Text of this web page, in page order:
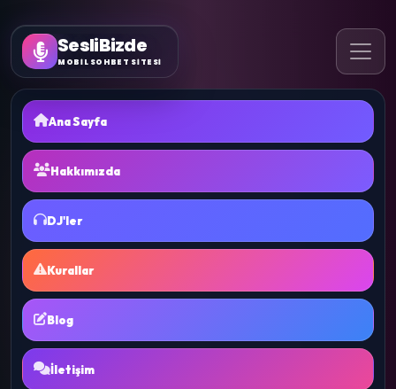
SesliBizde
MOBİL SOHBET SİTESİ
Ana Sayfa
Hakkımızda
DJ'ler
Kurallar
Blog
İletişim